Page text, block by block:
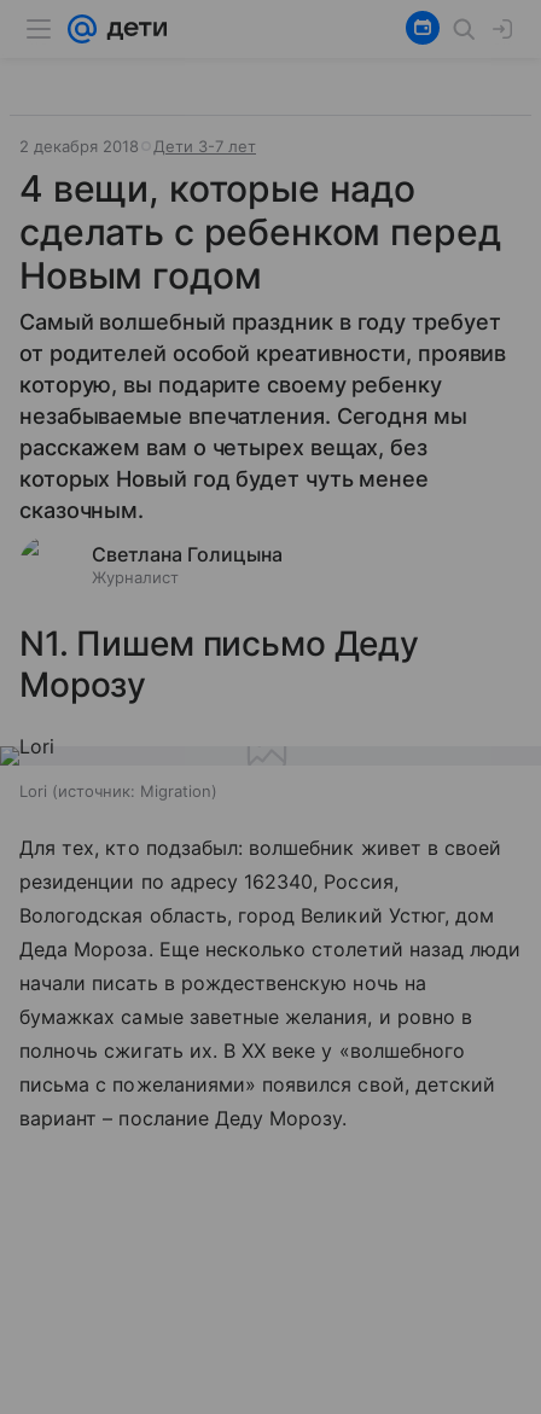
2 декабря 2018 Дети 3-7 лет
4 вещи, которые надо
сделать с ребенком перед
Новым годом
Самый волшебный праздник в году требует
от родителей особой креативности, проявив
которую, вы подарите своему ребенку
незабываемые впечатления. Сегодня мы
расскажем вам о четырех вещах, без
которых Новый год будет чуть менее
сказочным.
Светлана Голицына
Журналист
N1. Пишем письмо Деду
Морозу
Lori источник: Migration
Для тех, кто подзабыл: волшебник живет в своей
резиденции по адресу 162340, Россия,
Вологодская область, город Великий Устюг, дом
Деда Мороза. Еще несколько столетий назад люди
начали писать в рождественскую ночь на
бумажках самые заветные желания, и ровно в
полночь сжигать их. В XX веке у «волшебного
письма с пожеланиями» появился свой, детский
вариант – послание Деду Морозу.